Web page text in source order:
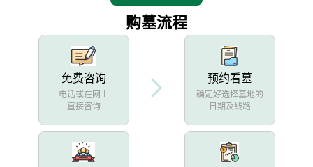
购墓流程
免费咨询
电话或在网上
直接咨询
预约看墓
确定好选择墓地的
日期及线路